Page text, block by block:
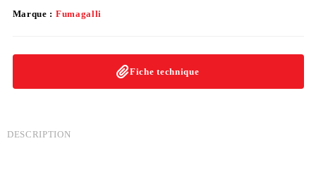
Marque : Fumagalli
Fiche technique
DESCRIPTION